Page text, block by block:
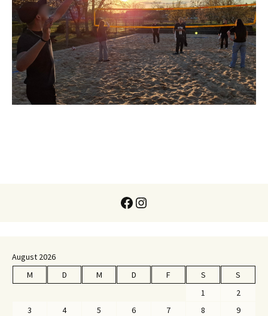
Facebook
Instagram
August 2026
M
D M D F S
S
1
2
3
4 5 6 7 8
9